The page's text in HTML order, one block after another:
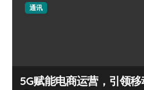
通讯
5G赋能电商运营，引领